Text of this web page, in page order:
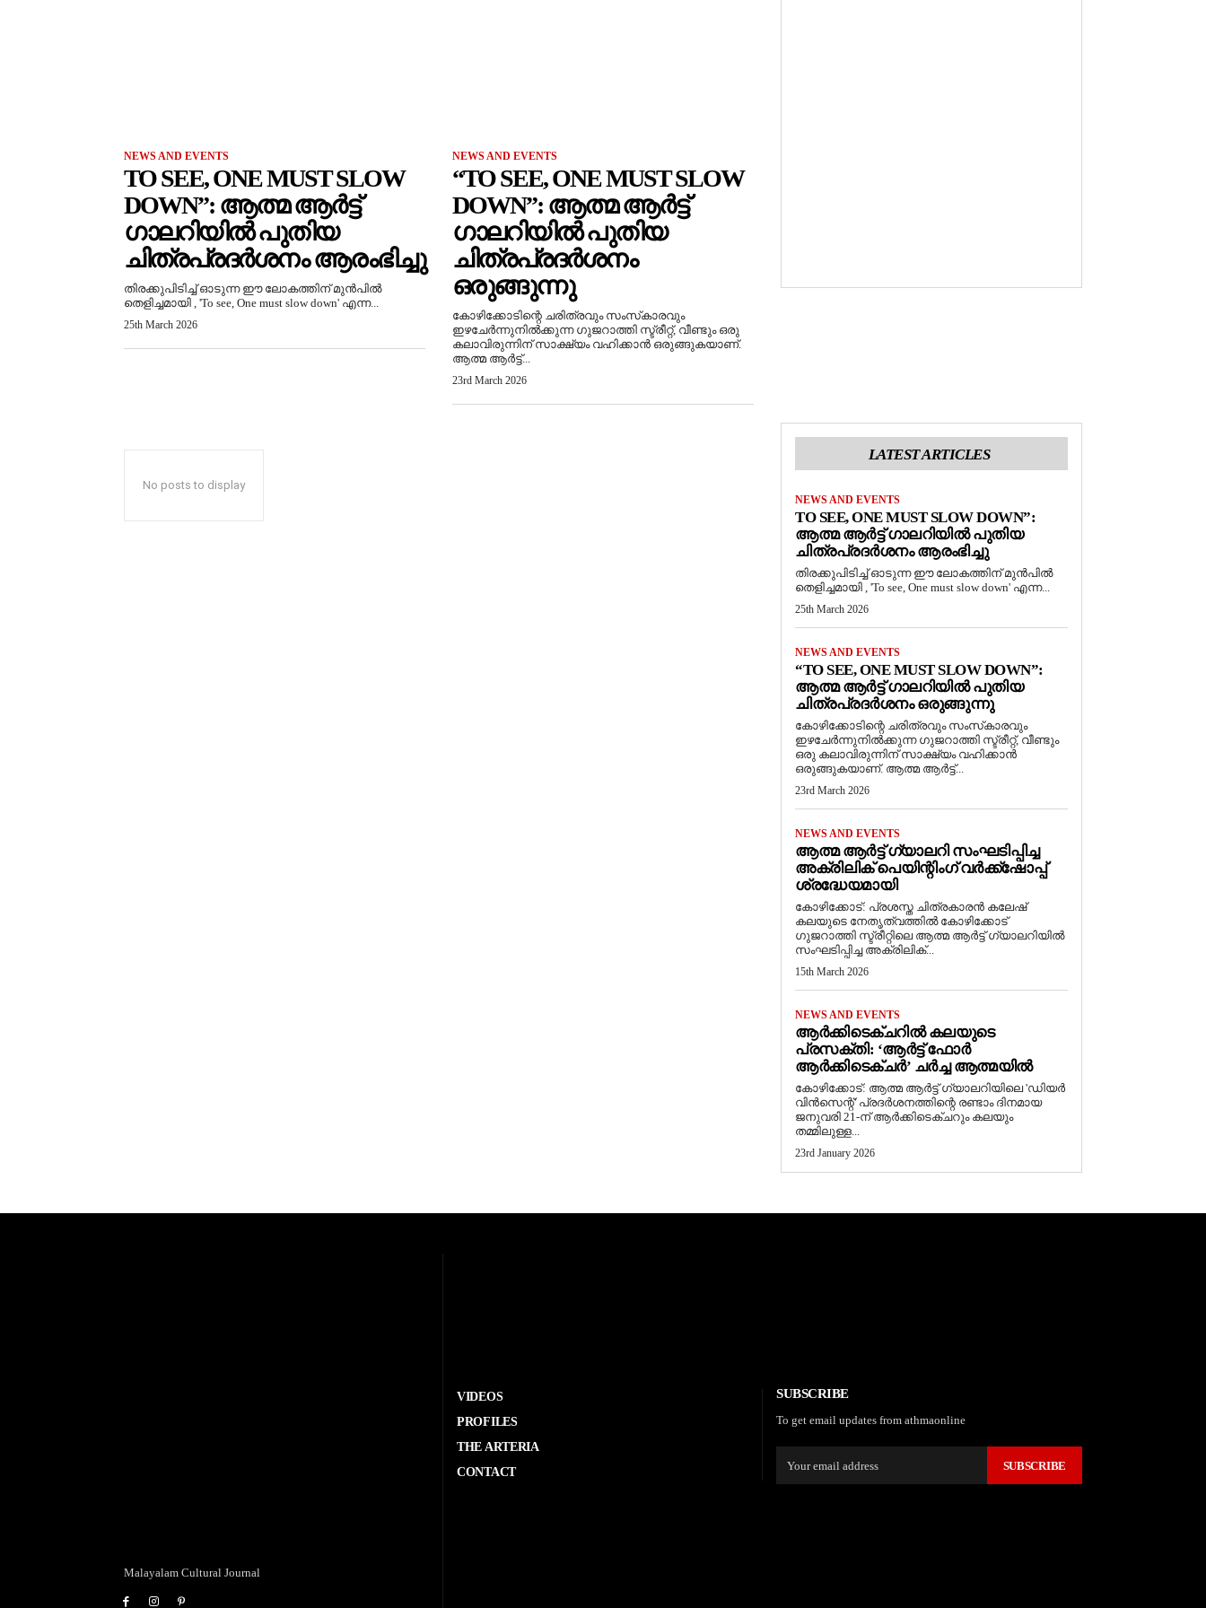
NEWS AND EVENTS
TO SEE, ONE MUST SLOW
DOWN”: ആത്മ ആർട്ട്
ഗാലറിയിൽ പുതിയ
ചിത്രപ്രദർശനം ആരംഭിച്ചു
തിരക്കുപിടിച്ച് ഓടുന്ന ഈ ലോകത്തിന് മുൻപിൽ
തെളിച്ചമായി , 'To see, One must slow down' എന്ന...
25th March 2026
NEWS AND EVENTS
“TO SEE, ONE MUST SLOW
DOWN”: ആത്മ ആർട്ട്
ഗാലറിയിൽ പുതിയ
ചിത്രപ്രദർശനം
ഒരുങ്ങുന്നു
കോഴിക്കോടിന്റെ ചരിത്രവും സംസ്‌കാരവും
ഇഴചേർന്നുനിൽക്കുന്ന ഗുജറാത്തി സ്ട്രീറ്റ്, വീണ്ടും ഒരു
കലാവിരുന്നിന് സാക്ഷ്യം വഹിക്കാൻ ഒരുങ്ങുകയാണ്.
ആത്മ ആർട്ട്...
23rd March 2026
No posts to display
LATEST ARTICLES
NEWS AND EVENTS
TO SEE, ONE MUST SLOW DOWN”:
ആത്മ ആർട്ട് ഗാലറിയിൽ പുതിയ
ചിത്രപ്രദർശനം ആരംഭിച്ചു
തിരക്കുപിടിച്ച് ഓടുന്ന ഈ ലോകത്തിന് മുൻപിൽ
തെളിച്ചമായി , 'To see, One must slow down' എന്ന...
25th March 2026
NEWS AND EVENTS
“TO SEE, ONE MUST SLOW DOWN”:
ആത്മ ആർട്ട് ഗാലറിയിൽ പുതിയ
ചിത്രപ്രദർശനം ഒരുങ്ങുന്നു
കോഴിക്കോടിന്റെ ചരിത്രവും സംസ്‌കാരവും
ഇഴചേർന്നുനിൽക്കുന്ന ഗുജറാത്തി സ്ട്രീറ്റ്, വീണ്ടും
ഒരു കലാവിരുന്നിന് സാക്ഷ്യം വഹിക്കാൻ
ഒരുങ്ങുകയാണ്. ആത്മ ആർട്ട്...
23rd March 2026
NEWS AND EVENTS
ആത്മ ആർട്ട് ഗ്യാലറി സംഘടിപ്പിച്ച
അക്രിലിക് പെയിന്റിംഗ് വർക്ക്‌ഷോപ്പ്
ശ്രദ്ധേയമായി
കോഴിക്കോട്: പ്രശസ്ത ചിത്രകാരൻ കലേഷ്
കലയുടെ നേതൃത്വത്തിൽ കോഴിക്കോട്
ഗുജറാത്തി സ്ട്രീറ്റിലെ ആത്മ ആർട്ട് ഗ്യാലറിയിൽ
സംഘടിപ്പിച്ച അക്രിലിക്...
15th March 2026
NEWS AND EVENTS
ആർക്കിടെക്ചറിൽ കലയുടെ
പ്രസക്തി: ‘ആർട്ട് ഫോർ
ആർക്കിടെക്ചർ’ ചർച്ച ആത്മയിൽ
​കോഴിക്കോട്: ആത്മ ആർട്ട് ഗ്യാലറിയിലെ 'ഡിയർ
വിൻസെന്റ്' പ്രദർശനത്തിന്റെ രണ്ടാം ദിനമായ
ജനുവരി 21-ന് ആർക്കിടെക്ചറും കലയും
തമ്മിലുള്ള...
23rd January 2026
Malayalam Cultural Journal
VIDEOS
PROFILES
THE ARTERIA
CONTACT
SUBSCRIBE
To get email updates from athmaonline
SUBSCRIBE